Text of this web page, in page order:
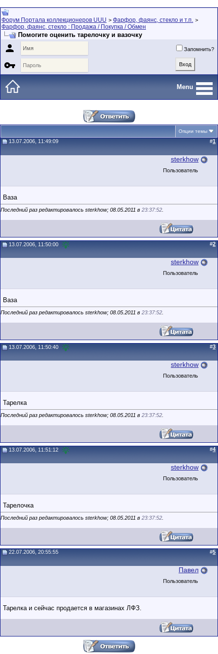
Форум Портала коллекционеров UUU > Фарфор, фаянс, стекло и т.п. >
Фарфор, фаянс, стекло : Продажа / Покупка / Обмен
Помогите оценить тарелочку и вазочку
 Запомнить?

Menu
Опции темы
13.07.2006, 11:49:09 #1
sterkhow
Пользователь
Ваза
Последний раз редактировалось sterkhow; 08.05.2011 в 23:37:52
13.07.2006, 11:50:00 #2
sterkhow
Пользователь
Ваза
Последний раз редактировалось sterkhow; 08.05.2011 в 23:37:52
13.07.2006, 11:50:40 #3
sterkhow
Пользователь
Тарелка
Последний раз редактировалось sterkhow; 08.05.2011 в 23:37:52
13.07.2006, 11:51:12 #4
sterkhow
Пользователь
Тарелочка
Последний раз редактировалось sterkhow; 08.05.2011 в 23:37:52
22.07.2006, 20:55:55 #5
Павел
Пользователь
Тарелка и сейчас продается в магазинах ЛФЗ.